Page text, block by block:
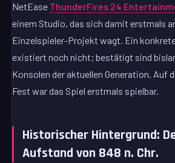
NetEase ThunderFires 24
einem Studio, das sich damit erstmals
Einzelspieler-Projekt wagt. Ein
existiert noch nicht; bestätigt sind
Konsolen der aktuellen Generation. Auf
Fest war das Spiel erstmals spielbar.
Historischer Hintergrund:
Aufstand von 848 n. Chr.